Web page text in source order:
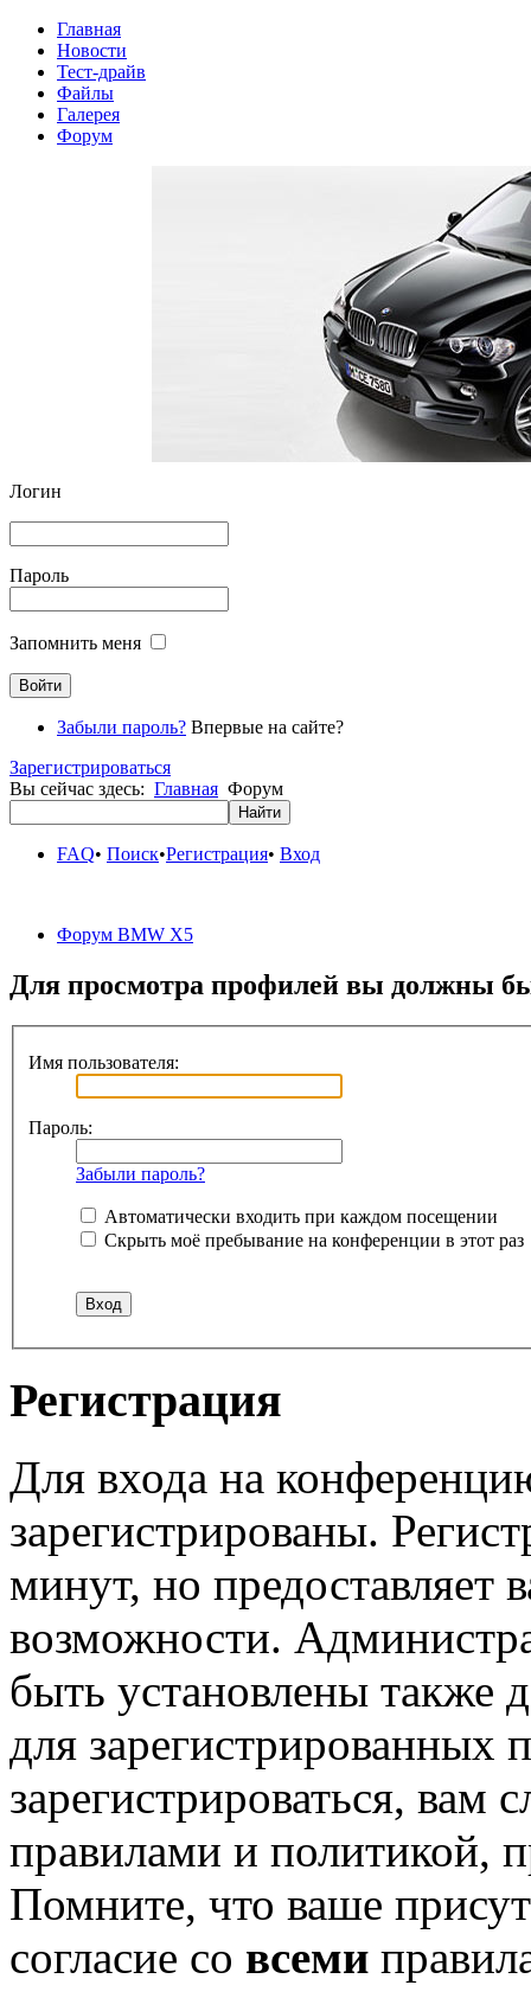
Главная
Новости
Тест-драйв
Файлы
Галерея
Форум
Логин
Пароль
Запомнить меня
Забыли пароль? Впервые на сайте?
Зарегистрироваться
Вы сейчас здесь: Главная Форум
FAQ• Поиск•Регистрация• Вход
Форум BMW X5
Для просмотра профилей вы должны
Имя пользователя:
Пароль:
Забыли пароль?
Автоматически входить при каждом посещении
Скрыть моё пребывание на конференции в этот раз
Регистрация
Для входа на
зарегистрированы.
минут, но предоставляет
возможности.
быть установлены также
для зарегистрированных
зарегистрироваться, вам
правилами и политикой,
Помните, что ваше
согласие со всеми